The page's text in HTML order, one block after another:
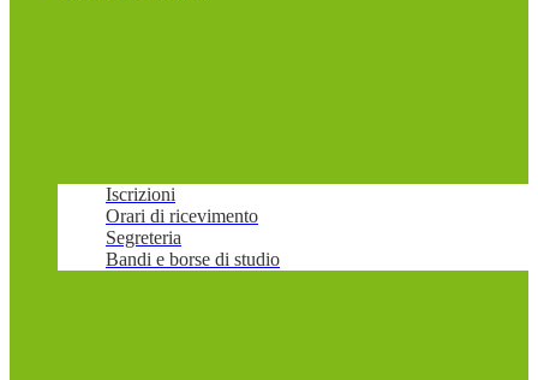
Iscrizioni
Orari di ricevimento
Segreteria
Bandi e borse di studio